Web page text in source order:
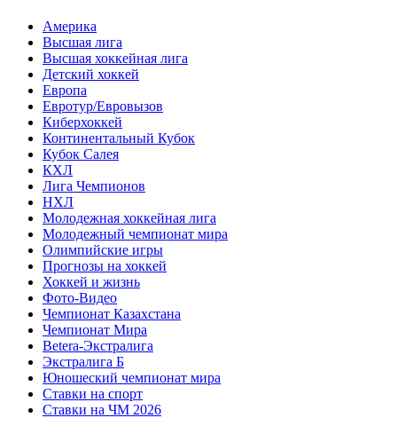
Америка
Высшая лига
Высшая хоккейная лига
Детский хоккей
Европа
Евротур/Евровызов
Киберхоккей
Континентальный Кубок
Кубок Салея
КХЛ
Лига Чемпионов
НХЛ
Молодежная хоккейная лига
Молодежный чемпионат мира
Олимпийские игры
Прогнозы на хоккей
Хоккей и жизнь
Фото-Видео
Чемпионат Казахстана
Чемпионат Мира
Betera-Экстралига
Экстралига Б
Юношеский чемпионат мира
Ставки на спорт
Ставки на ЧМ 2026